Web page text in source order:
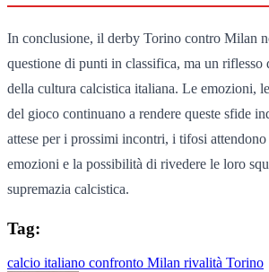
In conclusione, il derby Torino contro Milan
questione di punti in classifica, ma un riflesso
della cultura calcistica italiana. Le emozioni,
del gioco continuano a rendere queste sfide
attese per i prossimi incontri, i tifosi
emozioni e la possibilità di rivedere le loro
supremazia calcistica.
Tag:
calcio italiano confronto Milan rivalità Torino